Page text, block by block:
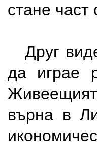
стане част
Друг
да играе
върна в